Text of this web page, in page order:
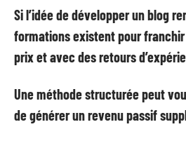
Si l’idée de développer un blog
formations existent pour
prix et avec des retours
Une méthode structurée peut
de générer un revenu passif